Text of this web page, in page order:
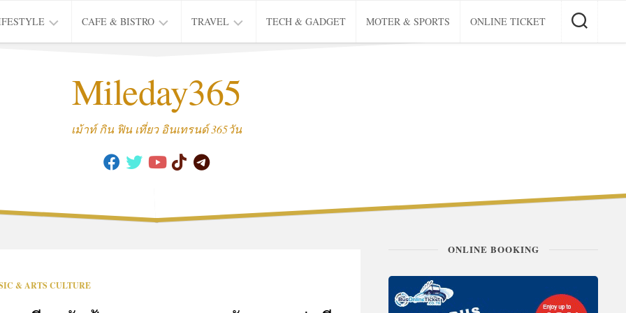
CAFE & BISTRO
CAFE
TRAVEL
THAI
TRIP
TECH & GADGET MOTER & SPORTS ONLINE TICKET
Mileday365
เม้าท์ กิน ฟิน เที่ยว อินเทรนด์ 365วัน
& ARTS CULTURE
ONLINE BOOKING